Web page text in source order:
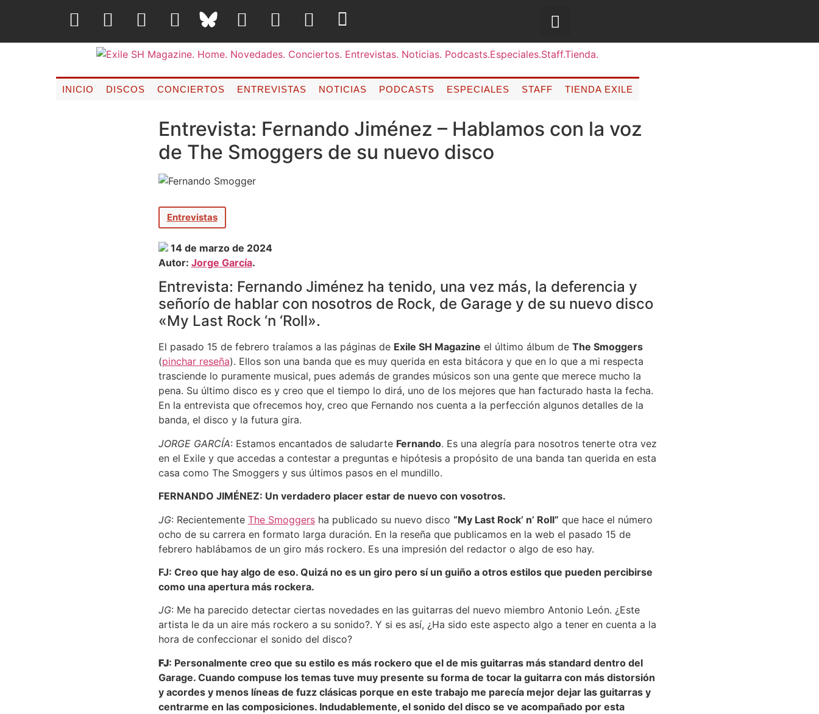
INICIO DISCOS CONCIERTOS ENTREVISTAS NOTICIAS PODCASTS ESPECIALES STAFF TIENDA EXILE
Entrevista: Fernando Jiménez – Hablamos con la voz
de The Smoggers de su nuevo disco
Entrevistas
14 de marzo de 2024
Autor: Jorge García.
Entrevista: Fernando Jiménez ha tenido, una vez más, la deferencia y
señorío de hablar con nosotros de Rock, de Garage y de su nuevo disco
«My Last Rock ‘n ‘Roll».
El pasado 15 de febrero traíamos a las páginas de Exile SH Magazine el último álbum de The Smoggers
(pinchar reseña). Ellos son una banda que es muy querida en esta bitácora y que en lo que a mi respecta
trasciende lo puramente musical, pues además de grandes músicos son una gente que merece mucho la
pena. Su último disco es y creo que el tiempo lo dirá, uno de los mejores que han facturado hasta la fecha.
En la entrevista que ofrecemos hoy, creo que Fernando nos cuenta a la perfección algunos detalles de la
banda, el disco y la futura gira.
JORGE GARCÍA: Estamos encantados de saludarte Fernando. Es una alegría para nosotros tenerte otra vez
en el Exile y que accedas a contestar a preguntas e hipótesis a propósito de una banda tan querida en esta
casa como The Smoggers y sus últimos pasos en el mundillo.
FERNANDO JIMÉNEZ: Un verdadero placer estar de nuevo con vosotros.
JG: Recientemente The Smoggersha publicado su nuevo disco “My Last Rock’ n’ Roll” que hace el número
ocho de su carrera en formato larga duración. En la reseña que publicamos en la web el pasado 15 de
febrero hablábamos de un giro más rockero. Es una impresión del redactor o algo de eso hay.
FJ: Creo que hay algo de eso. Quizá no es un giro pero sí un guiño a otros estilos que pueden percibirse
como una apertura más rockera.
JG: Me ha parecido detectar ciertas novedades en las guitarras del nuevo miembro Antonio León. ¿Este
artista le da un aire más rockero a su sonido?. Y si es así, ¿Ha sido este aspecto algo a tener en cuenta a la
hora de confeccionar el sonido del disco?
FJ: Personalmente creo que su estilo es más rockero que el de mis guitarras más standard dentro del
Garage. Cuando compuse los temas tuve muy presente su forma de tocar la guitarra con más distorsión
y acordes y menos líneas de fuzz clásicas porque en este trabajo me parecía mejor dejar las guitarras y
centrarme en las composiciones. Indudablemente, el sonido del disco se ve acompañado por esta